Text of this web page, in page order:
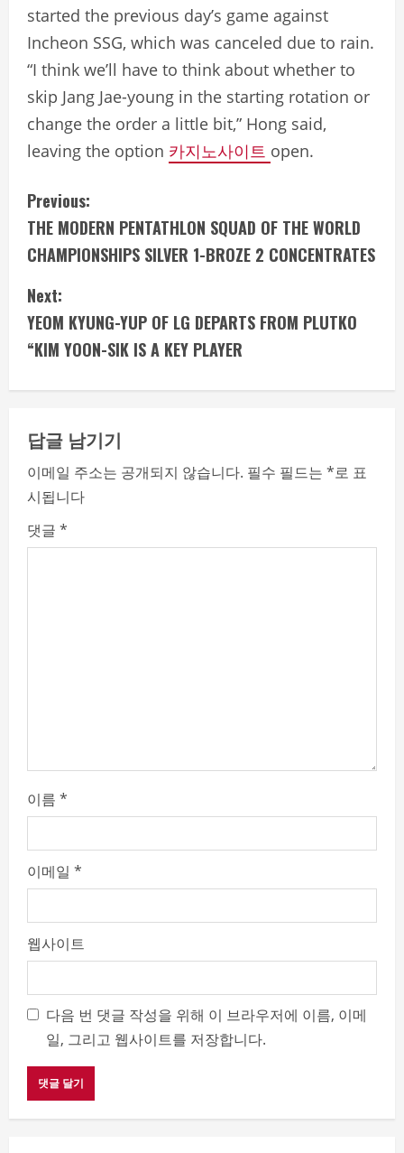
started the previous day’s game against
Incheon SSG, which was canceled due to rain.
“I think we’ll have to think about whether to
skip Jang Jae-young in the starting rotation or
change the order a little bit,” Hong said,
leaving the option 카지노사이트 open.
C
o
n
t
i
n
u
e
R
e
Previous:
THE MODERN PENTATHLON SQUAD OF THE WORLD
CHAMPIONSHIPS SILVER 1-BROZE 2 CONCENTRATES
Next:
YEOM KYUNG-YUP OF LG DEPARTS FROM PLUTKO
“KIM YOON-SIK IS A KEY PLAYER
답글 남기기
이메일 주소는 공개되지 않습니다. 필수 필드는 *로 표
시됩니다
댓글 *
이름 *
이메일 *
웹사이트
다음 번 댓글 작성을 위해 이 브라우저에 이름, 이메
일, 그리고 웹사이트를 저장합니다.